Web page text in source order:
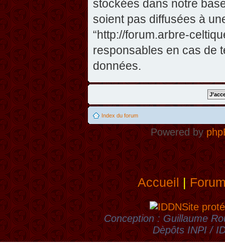
stockées dans notre
soient pas diffusées à
“http://forum.arbre-
responsables en cas de
données.
Index du forum
Powered by
Accueil|
Site
Conception : Guillaume
Dèpôts INPI /